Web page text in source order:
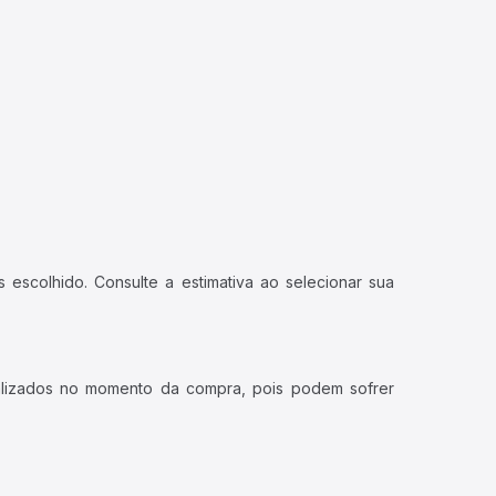
Consulte a estimativa ao selecionar sua
no momento da compra, pois podem sofrer